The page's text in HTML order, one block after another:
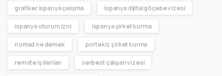
grafiker ispanya çalışma ispanya dijital göçebe vizesi
ispanya oturum izni ispanya şirket kurma
nomad ne demek portekiz şirket kurma
remote iş ilanları serbest çalışan vizesi